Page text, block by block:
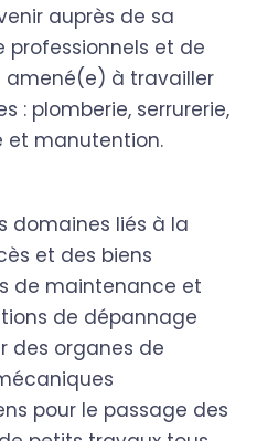
auprès de sa
et de
amené(e) à travailler
: plomberie, serrurerie,
et manutention.
domaines liés à la
et des biens
de maintenance et
de dépannage
des organes de
pour le passage des